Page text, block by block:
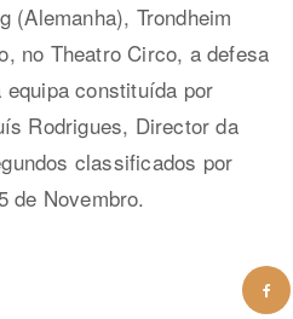
(Alemanha), Trondheim
no Theatro Circo, a defesa
constituída por
Rodrigues, Director da
classificados por
de Novembro.